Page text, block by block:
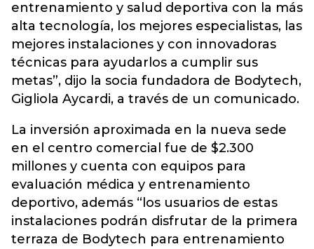
entrenamiento y salud deportiva con la más
alta tecnología, los mejores especialistas, las
mejores instalaciones y con innovadoras
técnicas para ayudarlos a cumplir sus
metas”, dijo la socia fundadora de Bodytech,
Gigliola Aycardi, a través de un comunicado.
La inversión aproximada en la nueva sede
en el centro comercial fue de $2.300
millones y cuenta con equipos para
evaluación médica y entrenamiento
deportivo, además “los usuarios de estas
instalaciones podrán disfrutar de la primera
terraza de Bodytech para entrenamiento